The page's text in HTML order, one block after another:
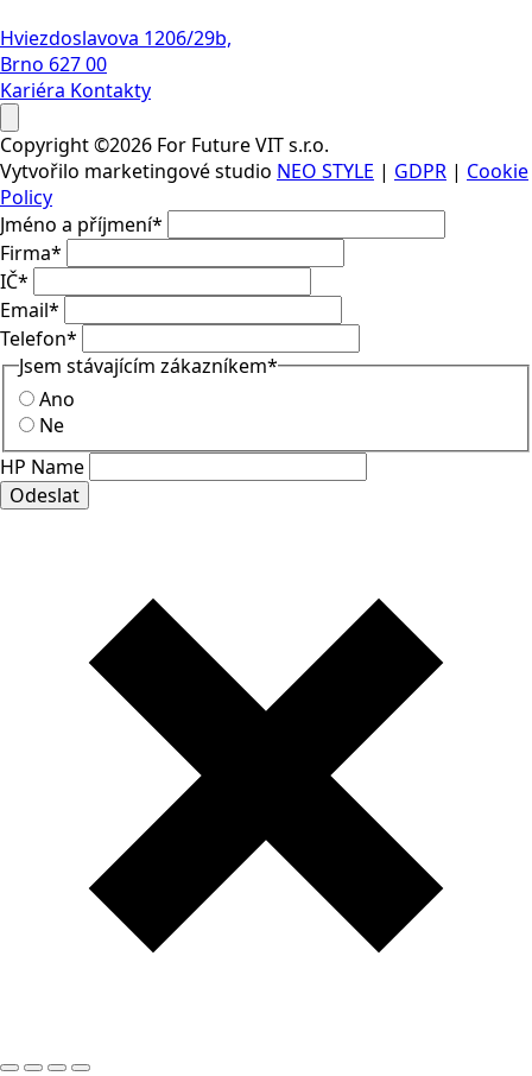
Hviezdoslavova 1206/29b,
Brno 627 00
Kariéra Kontakty
Copyright ©2026 For Future VIT s.r.o.
Vytvořilo marketingové studio NEO STYLE | GDPR | Cookie
Policy
Jméno a příjmení*
Firma*
IČ*
Email*
Telefon*
Jsem stávajícím zákazníkem*
Ano
Ne
HP Name
Odeslat